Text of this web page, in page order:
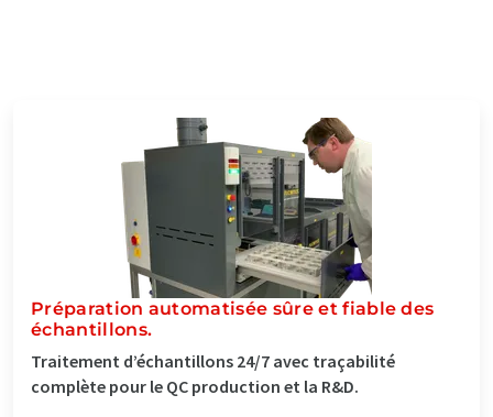
Préparation automatisée sûre et fiable des
échantillons.
Traitement d’échantillons 24/7 avec traçabilité
complète pour le QC production et la R&D.